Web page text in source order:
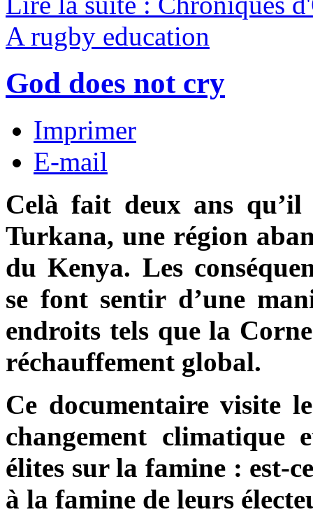
A rugby education
God does not cry
Imprimer
E-mail
Celà fait deux ans
Turkana, une région
du Kenya. Les
se font sentir d’une
endroits tels que la
réchauffement global.
Ce documentaire visite
changement climatique
élites sur la famine : est-
à la famine de leurs